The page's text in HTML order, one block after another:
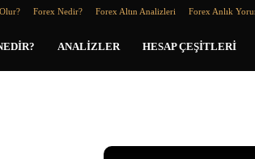
Forex Nedir? Forex Altın Analizleri Forex Anlık
ANALIZLER HESAP ÇEŞITLERI